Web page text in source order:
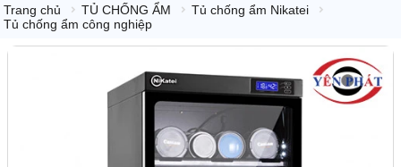
Trang chủ TỦ CHỐNG ẨM
Tủ chống ẩm Nikatei
Tủ chống ẩm công nghiệp